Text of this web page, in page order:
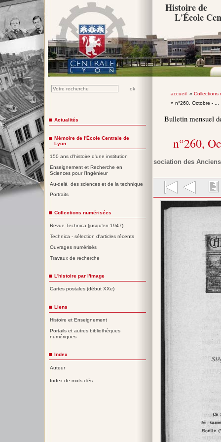
Histoire de
L'École
accueil» Collections
» n°260, Octobre - ...
Bulletin mensuel
n°260,
Association des
Actualités
Mémoire de l'École Centrale de
Lyon
150 ans d'histoire d'une institution
Enseignement et Recherche en
Sciences pour l'Ingénieur
Au-delà des sciences et de la technique
Portraits
Collections numérisées
Revue Technica (jusqu'en 1947)
Technica - sélection d'articles récents
Ouvrages numérisés
Travaux de recherche
L'histoire par l'image
Cartes postales (début XXe)
Liens
Histoire et Enseignement
Portails et autres bibliothèques
numériques
Index
Auteur
Index de mots-clés